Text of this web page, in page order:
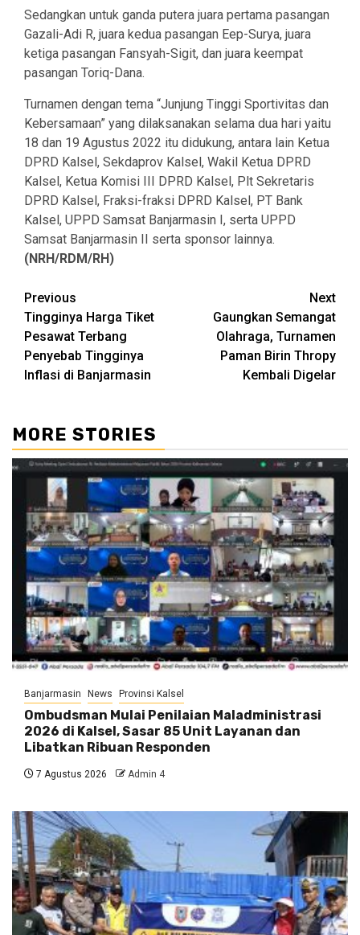
Sedangkan untuk ganda putera juara pertama pasangan
Gazali-Adi R, juara kedua pasangan Eep-Surya, juara
ketiga pasangan Fansyah-Sigit, dan juara keempat
pasangan Toriq-Dana.
Turnamen dengan tema “Junjung Tinggi Sportivitas dan
Kebersamaan” yang dilaksanakan selama dua hari yaitu
18 dan 19 Agustus 2022 itu didukung, antara lain Ketua
DPRD Kalsel, Sekdaprov Kalsel, Wakil Ketua DPRD
Kalsel, Ketua Komisi III DPRD Kalsel, Plt Sekretaris
DPRD Kalsel, Fraksi-fraksi DPRD Kalsel, PT Bank
Kalsel, UPPD Samsat Banjarmasin I, serta UPPD
Samsat Banjarmasin II serta sponsor lainnya.
(NRH/RDM/RH)
Continue
Reading
Previous
Tingginya Harga Tiket
Pesawat Terbang
Penyebab Tingginya
Inflasi di Banjarmasin
Next
Gaungkan Semangat
Olahraga, Turnamen
Paman Birin Thropy
Kembali Digelar
MORE STORIES
Banjarmasin News Provinsi Kalsel
Ombudsman Mulai Penilaian Maladministrasi
2026 di Kalsel, Sasar 85 Unit Layanan dan
Libatkan Ribuan Responden
7 Agustus 2026 Admin 4